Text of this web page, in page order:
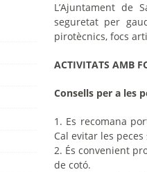
L’Ajuntament de
seguretat per
pirotècnics, focs
ACTIVITATS AMB
Consells per a les
1. Es recomana
Cal evitar les
2. És convenient
de cotó.